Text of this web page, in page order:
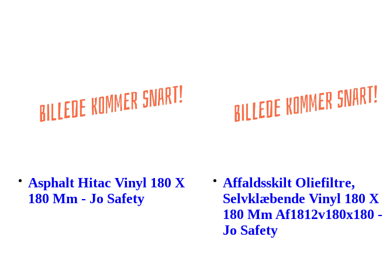
Asphalt Hitac Vinyl 180 X
180 Mm - Jo Safety
Affaldsskilt Oliefiltre,
Selvklæbende Vinyl 180 X
180 Mm Af1812v180x180 -
Jo Safety